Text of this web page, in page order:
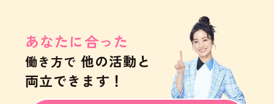
あなたに合った
働き方で 他の活動と
両立できます！